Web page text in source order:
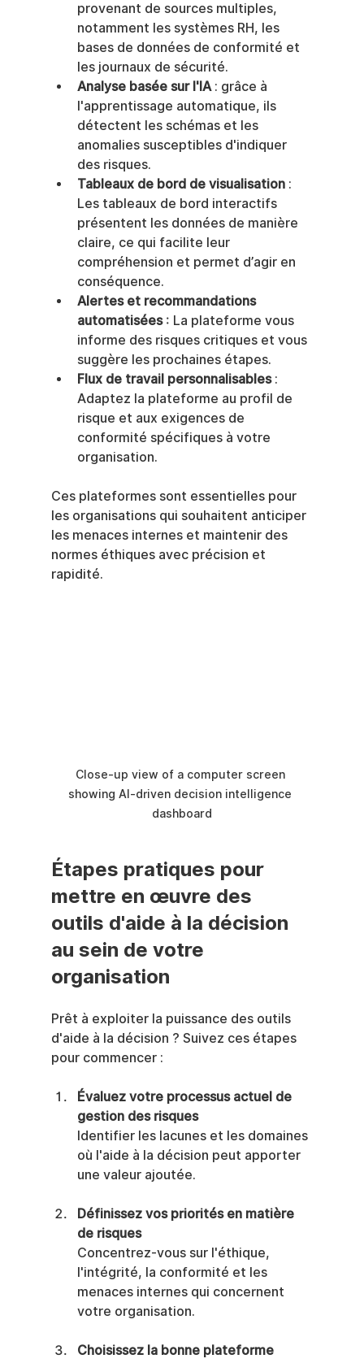
provenant de sources multiples,
notamment les systèmes RH, les
bases de données de conformité et
les journaux de sécurité.
Analyse basée sur l'IA : grâce à
l'apprentissage automatique, ils
détectent les schémas et les
anomalies susceptibles d'indiquer
des risques.
Tableaux de bord de visualisation :
Les tableaux de bord interactifs
présentent les données de manière
claire, ce qui facilite leur
compréhension et permet d’agir en
conséquence.
Alertes et recommandations
automatisées : La plateforme vous
informe des risques critiques et vous
suggère les prochaines étapes.
Flux de travail personnalisables :
Adaptez la plateforme au profil de
risque et aux exigences de
conformité spécifiques à votre
organisation.
Ces plateformes sont essentielles pour
les organisations qui souhaitent anticiper
les menaces internes et maintenir des
normes éthiques avec précision et
rapidité.
Close-up view of a computer screen
showing AI-driven decision intelligence
dashboard
Étapes pratiques pour
mettre en œuvre des
outils d'aide à la décision
au sein de votre
organisation
Prêt à exploiter la puissance des outils
d'aide à la décision ? Suivez ces étapes
pour commencer :
Évaluez votre processus actuel de
gestion des risques
Identifier les lacunes et les domaines
où l'aide à la décision peut apporter
une valeur ajoutée.
Définissez vos priorités en matière
de risques
Concentrez-vous sur l'éthique,
l'intégrité, la conformité et les
menaces internes qui concernent
votre organisation.
Choisissez la bonne plateforme